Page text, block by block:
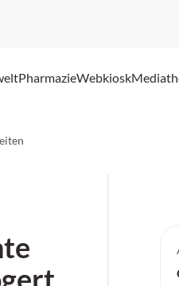
PharmazieWebkiosk